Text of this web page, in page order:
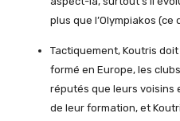
plus que l’Olympiakos (ce
Tactiquement, Koutris
formé en Europe, les
réputés que leurs voisins
de leur formation, et